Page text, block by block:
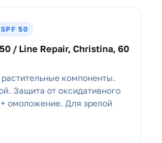
50
/ Line Repair, Christina, 60
компоненты.
Защита от оксидативного
омоложение. Для зрелой